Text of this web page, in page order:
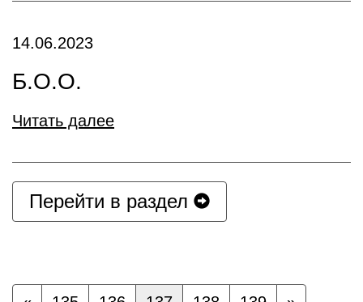
14.06.2023
Б.О.О.
Читать далее
Перейти в раздел